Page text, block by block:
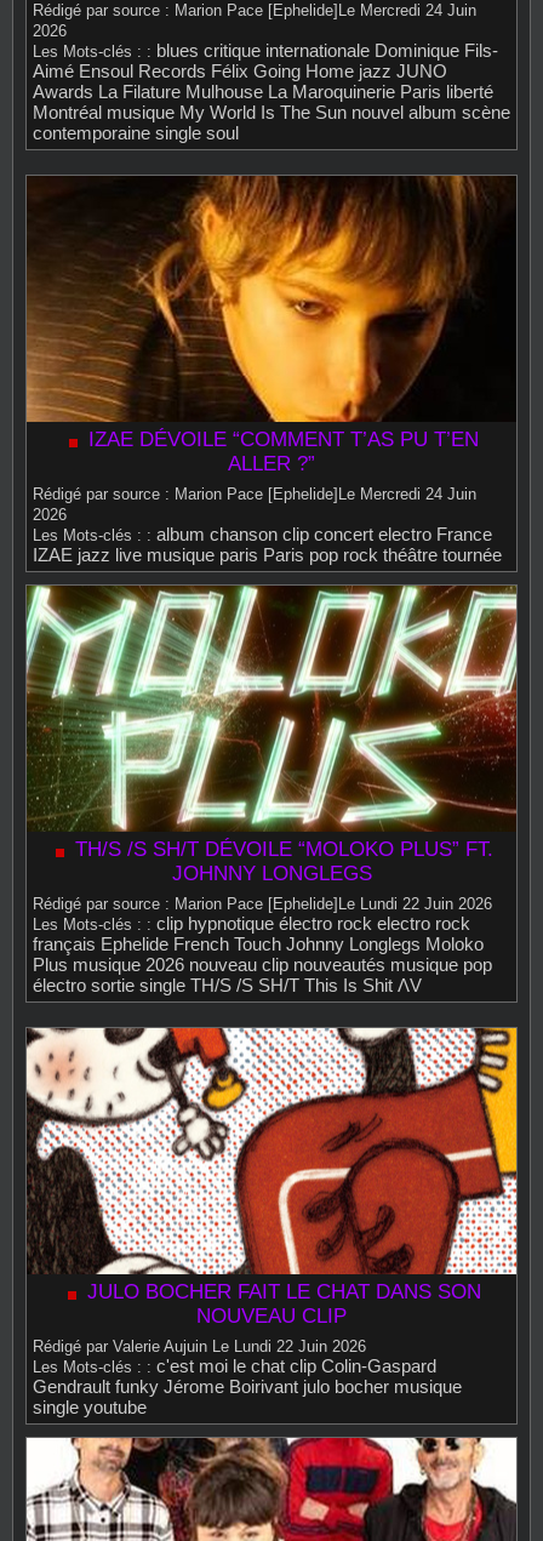
Rédigé par source : Marion Pace [Ephelide]Le Mercredi 24 Juin
2026
Les Mots‑clés : : blues critique internationale Dominique Fils-
Aimé Ensoul Records Félix Going Home jazz JUNO
Awards La Filature Mulhouse La Maroquinerie Paris liberté
Montréal musique My World Is The Sun nouvel album scène
contemporaine single soul
IZAE DÉVOILE “COMMENT T’AS PU T’EN
ALLER ?”
Rédigé par source : Marion Pace [Ephelide]Le Mercredi 24 Juin
2026
Les Mots‑clés : : album chanson clip concert electro France
IZAE jazz live musique paris Paris pop rock théâtre tournée
TH/S /S SH/T DÉVOILE “MOLOKO PLUS” FT.
JOHNNY LONGLEGS
Rédigé par source : Marion Pace [Ephelide]Le Lundi 22 Juin 2026
Les Mots‑clés : : clip hypnotique électro rock electro rock
français Ephelide French Touch Johnny Longlegs Moloko
Plus musique 2026 nouveau clip nouveautés musique pop
électro sortie single TH/S /S SH/T This Is Shit ΛV
JULO BOCHER FAIT LE CHAT DANS SON
NOUVEAU CLIP
Rédigé par Valerie Aujuin Le Lundi 22 Juin 2026
Les Mots‑clés : : c'est moi le chat clip Colin-Gaspard
Gendrault funky Jérome Boirivant julo bocher musique
single youtube